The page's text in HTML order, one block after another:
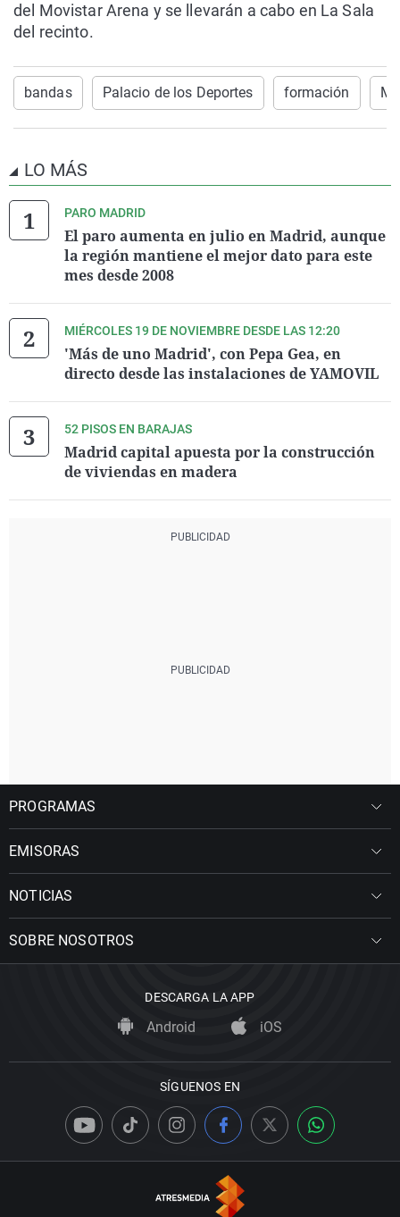
del Movistar Arena y se llevarán a cabo en La Sala
del recinto.
bandas Palacio de los Deportes formación
LO MÁS
PARO MADRID
El paro aumenta en julio en Madrid, aunque
la región mantiene el mejor dato para este
mes desde 2008
MIÉRCOLES 19 DE NOVIEMBRE DESDE LAS 12:20
'Más de uno Madrid', con Pepa Gea, en
directo desde las instalaciones de YAMOVIL
52 PISOS EN BARAJAS
Madrid capital apuesta por la construcción
de viviendas en madera
PROGRAMAS
EMISORAS
NOTICIAS
SOBRE NOSOTROS
DESCARGA LA APP
Android iOS
SÍGUENOS EN